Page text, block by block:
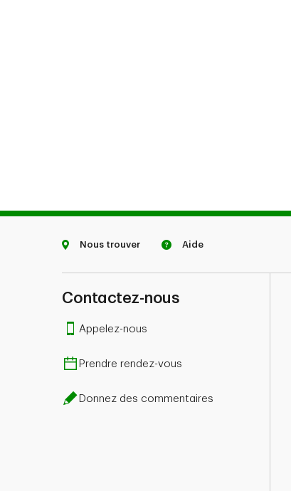
Nous trouver Aide
Contactez-nous
Appelez-nous
Prendre rendez-vous
Donnez des commentaires